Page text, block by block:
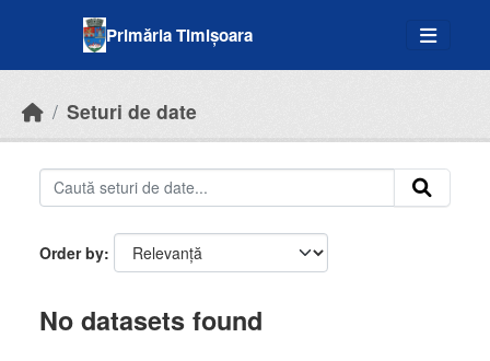
Primăria Timișoara
Seturi de date
Order by
No datasets found